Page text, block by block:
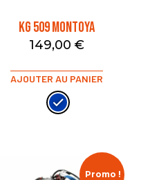
KG 509 MONTOYA
149,00 €
AJOUTER AU PANIER
Promo !